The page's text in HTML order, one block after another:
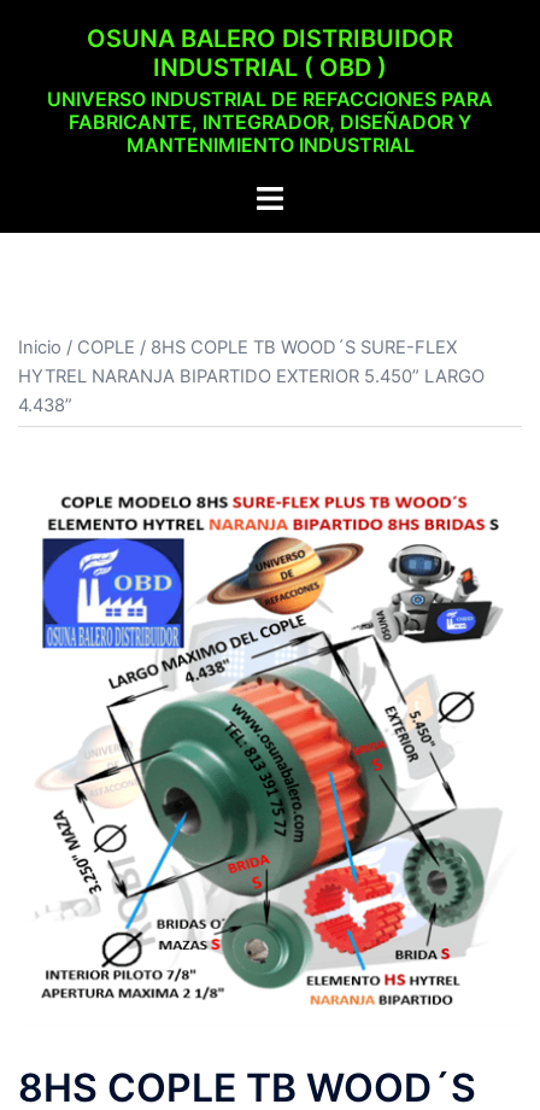
OSUNA BALERO DISTRIBUIDOR
INDUSTRIAL ( OBD )
UNIVERSO INDUSTRIAL DE REFACCIONES PARA
FABRICANTE, INTEGRADOR, DISEÑADOR Y
MANTENIMIENTO INDUSTRIAL
Alternar
Inicio / COPLE / 8HS COPLE TB WOOD´S SURE-FLEX
HYTREL NARANJA BIPARTIDO EXTERIOR 5.450” LARGO
4.438”
8HS COPLE TB WOOD´S